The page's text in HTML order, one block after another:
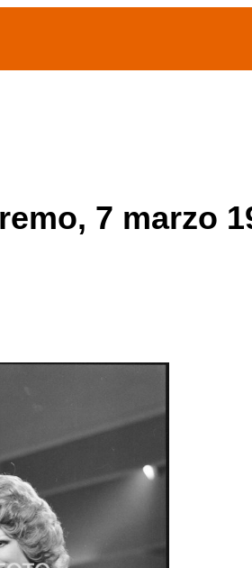
7 marzo